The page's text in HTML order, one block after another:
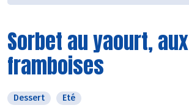
Sorbet au yaourt, aux
framboises
Dessert Eté